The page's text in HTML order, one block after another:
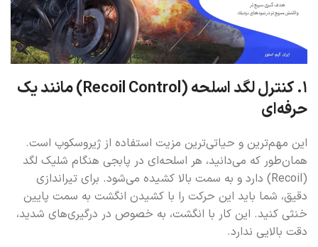
۱. کنترل لگد اسلحه (Recoil Control) مانند یک
حرفه‌ای
این مهم‌ترین و حیاتی‌ترین مزیت استفاده از ژیروسکوپ است.
همان‌طور که می‌دانید، هر اسلحه‌ای در پابجی هنگام شلیک لگد
(Recoil) دارد و به سمت بالا کشیده می‌شود. برای تیراندازی
دقیق، شما باید این حرکت را با کشیدن انگشت به سمت پایین
خنثی کنید. این کار با انگشت، به خصوص در درگیری‌های شدید،
دقت بالایی ندارد.